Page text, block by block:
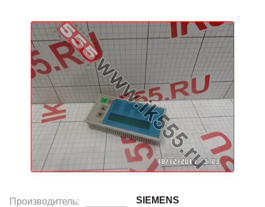
Производитель: SIEMENS